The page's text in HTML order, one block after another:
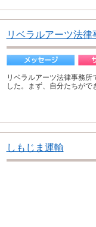
リベラルアーツ法律
リベラルアーツ法律事務
した。まず、自分たちが
しもじま運輸